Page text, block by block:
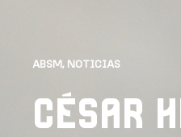
ABSM, NOTICIAS
CÉSAR